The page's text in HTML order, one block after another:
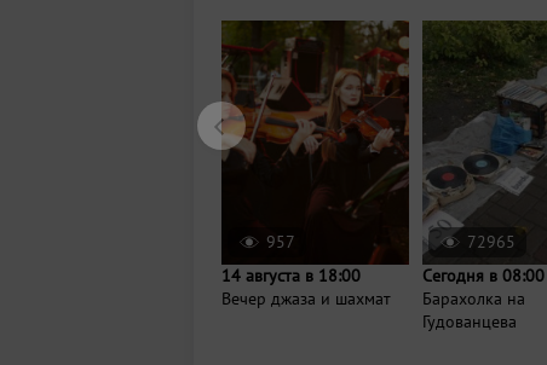
957
14 августа в 18:00
Вечер джаза и шахмат
72965
Сегодня в 08:00
Барахолка на
Гудованцева